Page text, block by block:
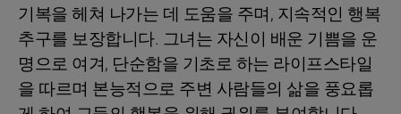
기복을 헤쳐 나가는 데 도움을 주며, 지속적인 행복
추구를 보장합니다. 그녀는 자신이 배운 기쁨을 운
명으로 여겨, 단순함을 기초로 하는 라이프스타일
을 따르며 본능적으로 주변 사람들의 삶을 풍요롭